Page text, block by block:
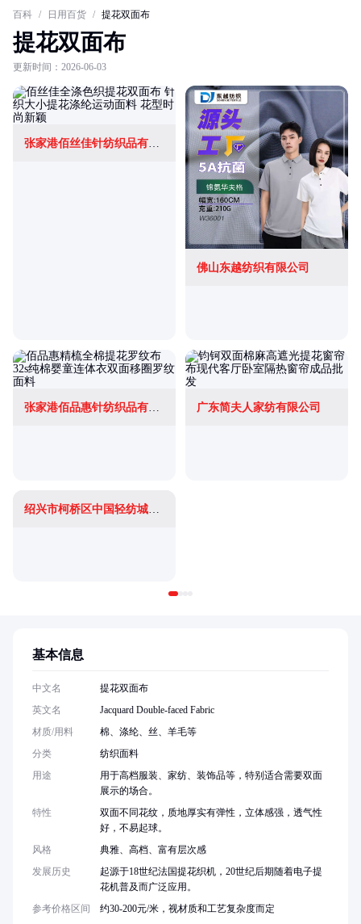
百科 / 日用百货 / 提花双面布
提花双面布
更新时间：2026-06-03
张家港佰丝佳针纺织品有限公司
佛山东越纺织有限公司
张家港佰品惠针纺织品有限公司 广东简夫人家纺有限公司
基本信息
中文名
提花双面布
英文名
Jacquard Double-faced Fabric
材质/用料
棉、涤纶、丝、羊毛等
分类
纺织面料
用途
用于高档服装、家纺、装饰品等，特别适合需要双面
展示的场合。
特性
双面不同花纹，质地厚实有弹性，立体感强，透气性
好，不易起球。
风格
典雅、高档、富有层次感
发展历史
起源于18世纪法国提花织机，20世纪后期随着电子提
花机普及而广泛应用。
参考价格区间
约30-200元/米，视材质和工艺复杂度而定